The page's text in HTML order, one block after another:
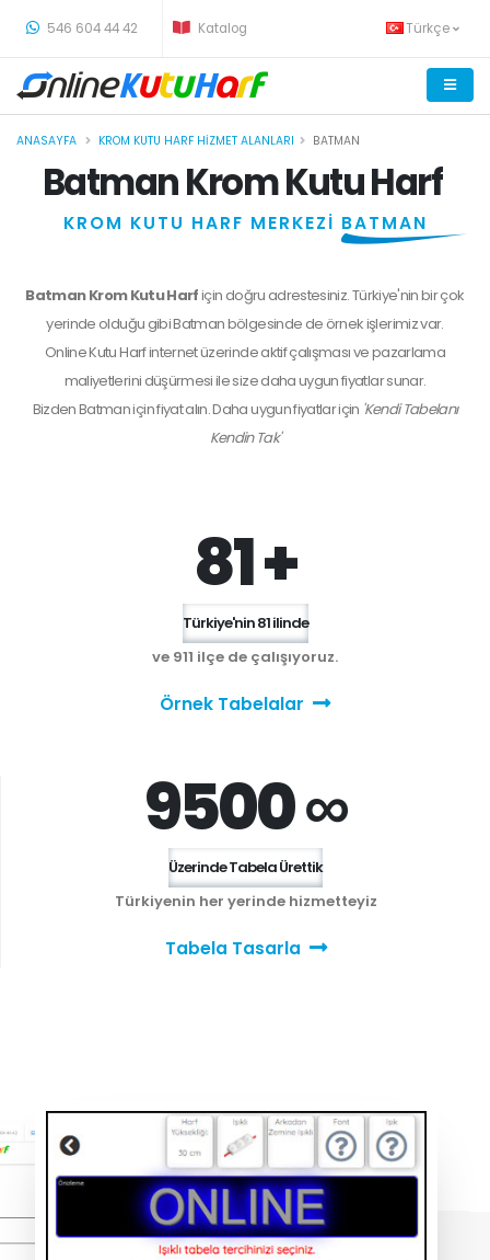
546 604 44 42 Katalog Türkçe
ANASAYFA KROM KUTU HARF HIZMET ALANLARI BATMAN
Batman Krom Kutu Harf
KROM KUTU HARF MERKEZİ BATMAN
Batman Krom Kutu Harfiçin doğru adrestesiniz. Türkiye'nin bir çok
yerinde olduğu gibi Batman bölgesinde de örnek işlerimiz var.
Online Kutu Harf internet üzerinde aktif çalışması ve pazarlama
maliyetlerini düşürmesi ile size daha uygun fiyatlar sunar.
BizdenBatmaniçin fiyat alın. Daha uygun fiyatlar için 'Kendi Tabelanı
Kendin Tak'
81 +
Türkiye'nin 81 ilinde
ve 911 ilçe de çalışıyoruz.
Örnek Tabelalar
9500 ∞
Üzerinde Tabela Ürettik
Türkiyenin her yerinde hizmetteyiz
Tabela Tasarla